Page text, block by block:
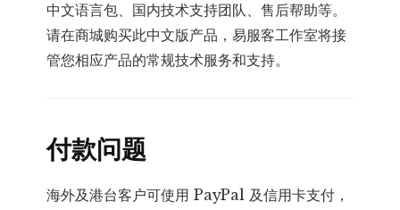
中文语言包、国内技术支持团队、售后帮助等。
请在商城购买此中文版产品，易服客工作室将接
管您相应产品的常规技术服务和支持。
付款问题
海外及港台客户可使用 PayPal 及信用卡支付，